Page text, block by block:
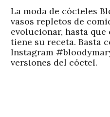
La moda de cócteles
vasos repletos de
evolucionar, hasta
tiene su receta. Basta
Instagram
versiones del cóctel.